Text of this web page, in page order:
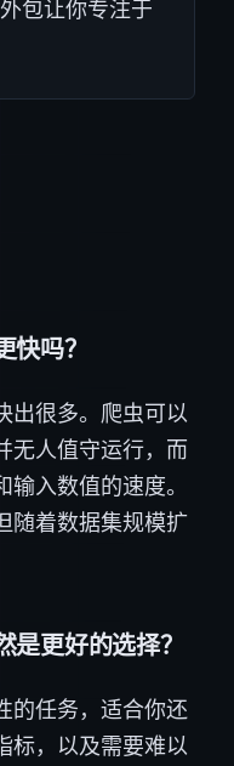
包让你专注于
快吗？
出很多。爬虫可以
无人值守运行，而
入数值的速度。
随着数据集规模扩
是更好的选择？
的任务，适合你还
标，以及需要难以